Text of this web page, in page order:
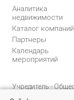
Аналитика
недвижимости
Каталог компаний
Партнеры
Календарь
мероприятий
Учредитель -